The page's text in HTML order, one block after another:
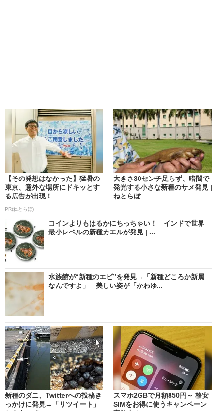
【その発想はなかった】猛暑の
東京、意外な場所にドキッとす
る広告が出現！
PR(ねとらぼ)
大きさ30センチ足らず、暗闇で
発光する小さな新種のサメ発見 |
ねとらぼ
コインよりもはるかにちっちゃい！ インドで世界
最小レベルの新種カエルが発見 | ...
水族館が“新種のエビ”を発見→「新種どころか新属
なんですよ」 美しい姿が「かわゆ...
新種のダニ、Twitterへの投稿き
っかけに発見→「リツイート」
スマホ2GBで月額850円～ 格安
SIMをお得に使うキャンペーン